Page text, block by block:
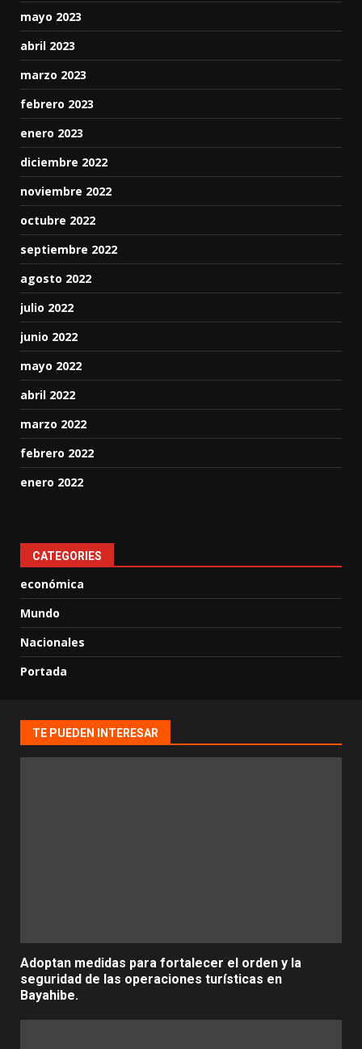
mayo 2023
abril 2023
marzo 2023
febrero 2023
enero 2023
diciembre 2022
noviembre 2022
octubre 2022
septiembre 2022
agosto 2022
julio 2022
junio 2022
mayo 2022
abril 2022
marzo 2022
febrero 2022
enero 2022
CATEGORIES
económica
Mundo
Nacionales
Portada
TE PUEDEN INTERESAR
Adoptan medidas para fortalecer el orden y la
seguridad de las operaciones turísticas en
Bayahibe.